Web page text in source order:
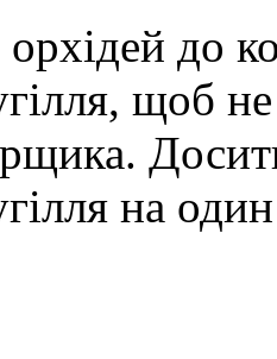
до
щоб не
на